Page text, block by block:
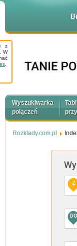
z
W
Wyszukiwarka
połączeń
Rozklady.com.pl
Z
DO